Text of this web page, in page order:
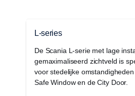
L-series
De Scania L-serie met lage
gemaximaliseerd zichtveld is
voor stedelijke
Safe Window en de City Door.